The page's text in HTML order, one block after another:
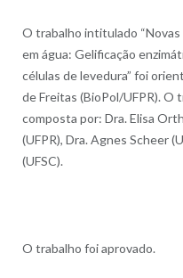
O trabalho intitulado
em água: Gelificação
células de levedura” foi
de Freitas (BioPol/UFPR). O
composta por: Dra. Elisa
(UFPR), Dra. Agnes Scheer
(UFSC).
O trabalho foi aprovado.